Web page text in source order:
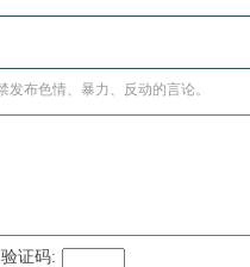
布色情、暴力、反动的言论。
验证码: